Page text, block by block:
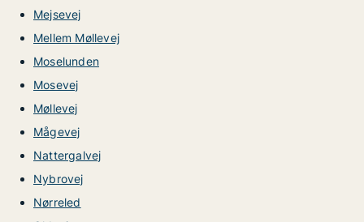
Mejsevej
Mellem Møllevej
Moselunden
Mosevej
Møllevej
Mågevej
Nattergalvej
Nybrovej
Nørreled